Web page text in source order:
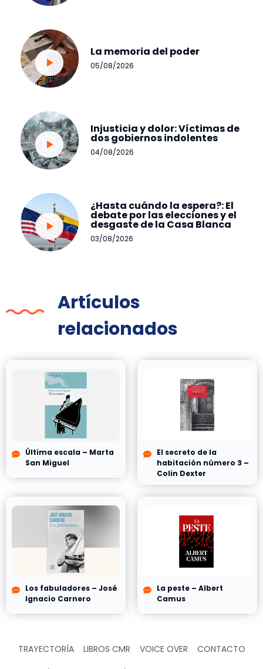
La memoria del poder
05/08/2026
Injusticia y dolor: Víctimas de
dos gobiernos indolentes
04/08/2026
¿Hasta cuándo la espera?: El
debate por las elecciones y el
desgaste de la Casa Blanca
03/08/2026
Artículos
relacionados
Última escala – Marta
San Miguel
El secreto de la
habitación número 3 –
Colin Dexter
Los fabuladores – José
Ignacio Carnero
La peste – Albert
Camus
TRAYECTORÍA LIBROS CMR VOICE OVER CONTACTO